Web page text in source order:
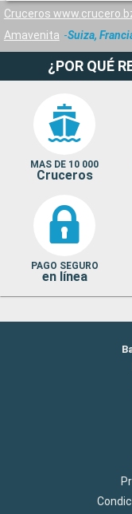
Cruceros
Amavenita
Suiza,
¿POR QUÉ
MAS DE 10 000
Cruceros
PAGO SEGURO
en línea